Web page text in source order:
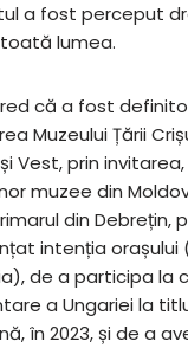
a fost perceput
lumea.
că a fost
Muzeului Țării
Vest, prin
muzee din
din Debrețin,
intenția orașului
de a participa la
a Ungariei la
în 2023, și de a